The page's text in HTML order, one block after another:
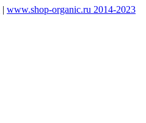
| www.shop-organic.ru 2014-2023